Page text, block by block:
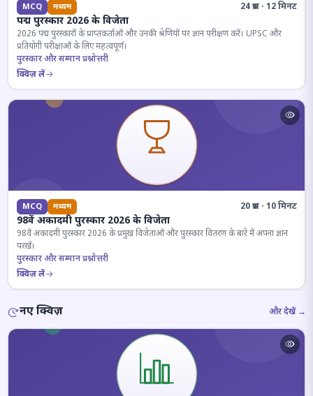
MCQ मध्यम 24 प्रश्न · 12 मिनट
पद्म पुरस्कार 2026 के विजेता
2026 पद्म पुरस्कारों के प्राप्तकर्ताओं और उनकी श्रेणियों पर ज्ञान परीक्षण करें। UPSC और
प्रतियोगी परीक्षाओं के लिए महत्वपूर्ण।
पुरस्कार और सम्मान प्रश्नोत्तरी
क्विज़ लें
MCQ मध्यम 20 प्रश्न · 10 मिनट
98वें अकादमी पुरस्कार 2026 के विजेता
98वें अकादमी पुरस्कार 2026 के प्रमुख विजेताओं और पुरस्कार वितरण के बारे में अपना ज्ञान
परखें।
पुरस्कार और सम्मान प्रश्नोत्तरी
क्विज़ लें
नए क्विज़ और देखें →